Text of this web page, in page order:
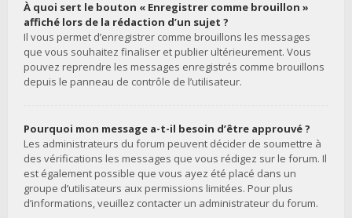
À quoi sert le bouton « Enregistrer comme brouillon »
affiché lors de la rédaction d’un sujet ?
Il vous permet d’enregistrer comme brouillons les messages
que vous souhaitez finaliser et publier ultérieurement. Vous
pouvez reprendre les messages enregistrés comme brouillons
depuis le panneau de contrôle de l’utilisateur.
Pourquoi mon message a-t-il besoin d’être approuvé ?
Les administrateurs du forum peuvent décider de soumettre à
des vérifications les messages que vous rédigez sur le forum. Il
est également possible que vous ayez été placé dans un
groupe d’utilisateurs aux permissions limitées. Pour plus
d’informations, veuillez contacter un administrateur du forum.